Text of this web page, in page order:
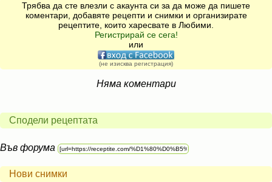
Трябва да сте влезли с акаунта си за да може да пишете
коментари, добавяте рецепти и снимки и организирате
рецептите, които харесвате в Любими.
Регистрирай се сега!
или
(не изисква регистрация)
Няма коментари
Сподели рецептата
Във форума
Нови снимки